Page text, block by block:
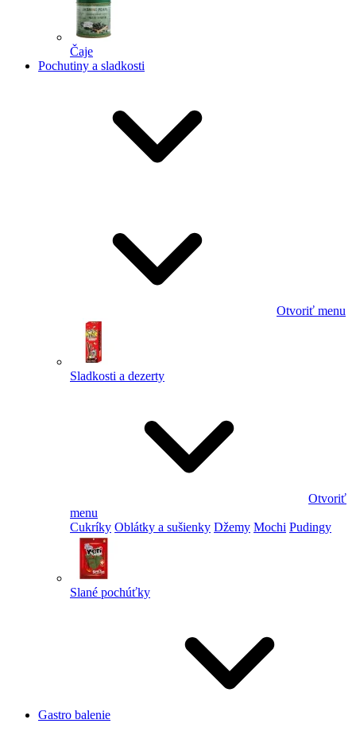
Čaje
Pochutiny a sladkosti
Otvoriť menu
Sladkosti a dezerty
Otvoriť
menu
Cukríky Oblátky a sušienky Džemy Mochi Pudingy
Slané pochúťky
Gastro balenie